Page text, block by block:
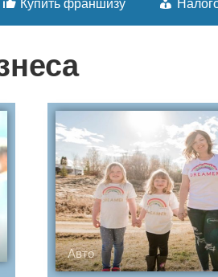
Купить франшизу
Авто